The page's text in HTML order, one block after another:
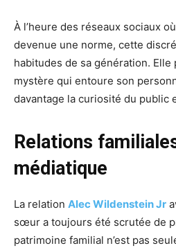
À l’heure des réseaux sociaux
devenue une norme, cette
habitudes de sa génération. Elle
mystère qui entoure son
davantage la curiosité du public
Relations
médiatique
La relation Alec Wildenstein Jr
sœur a toujours été scrutée de
patrimoine familial n’est pas